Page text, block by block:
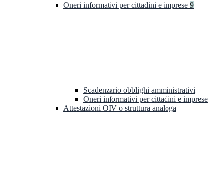
Oneri informativi per cittadini e imprese 9
Scadenzario obblighi amministrativi
Oneri informativi per cittadini e imprese
Attestazioni OIV o struttura analoga